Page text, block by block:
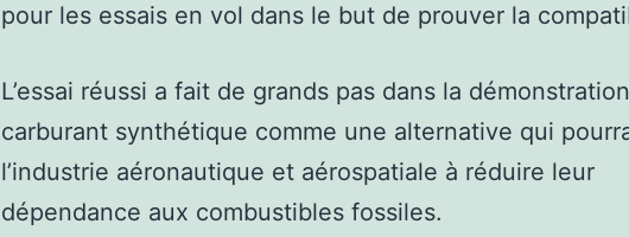
pour les essais en vol dans le but de prouver la
L’essai réussi a fait de grands pas dans la
carburant synthétique comme une alternative qui
l’industrie aéronautique et aérospatiale à réduire leur
dépendance aux combustibles fossiles.